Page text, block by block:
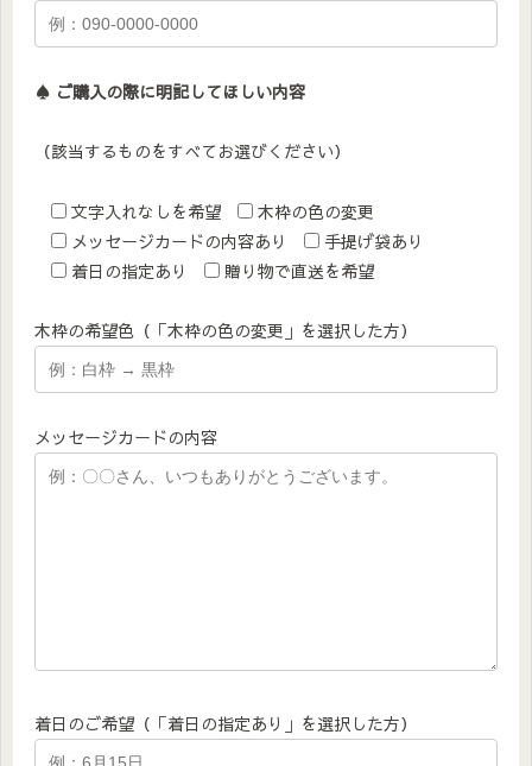
♠︎ ご購入の際に明記してほしい内容
（該当するものをすべてお選びください）
文字入れなしを希望
木枠の色の変更
メッセージカードの内容あり
手提げ袋あり
着日の指定あり
贈り物で直送を希望
木枠の希望色（「木枠の色の変更」を選択した方）
メッセージカードの内容
着日のご希望（「着日の指定あり」を選択した方）